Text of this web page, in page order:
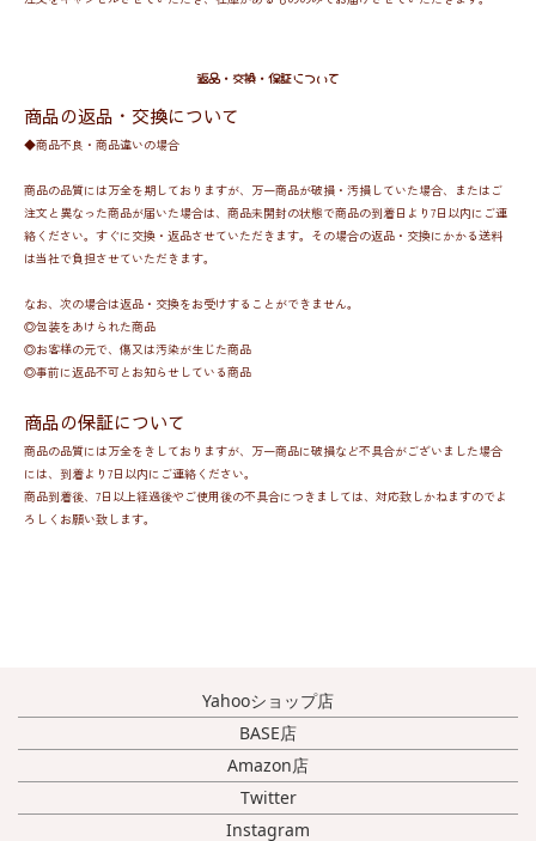
返品・交換・保証について
商品の返品・交換について
◆商品不良・商品違いの場合
商品の品質には万全を期しておりますが、万一商品が破損・汚損していた場合、またはご
注文と異なった商品が届いた場合は、商品未開封の状態で商品の到着日より7日以内にご連
絡ください。すぐに交換・返品させていただきます。その場合の返品・交換にかかる送料
は当社で負担させていただきます。
なお、次の場合は返品・交換をお受けすることができません。
◎包装をあけられた商品
◎お客様の元で、傷又は汚染が生じた商品
◎事前に返品不可とお知らせしている商品
商品の保証について
商品の品質には万全をきしておりますが、万一商品に破損など不具合がございました場合
には、到着より7日以内にご連絡ください。
商品到着後、7日以上経過後やご使用後の不具合につきましては、対応致しかねますのでよ
ろしくお願い致します。
Yahooショップ店
BASE店
Amazon店
Twitter
Instagram